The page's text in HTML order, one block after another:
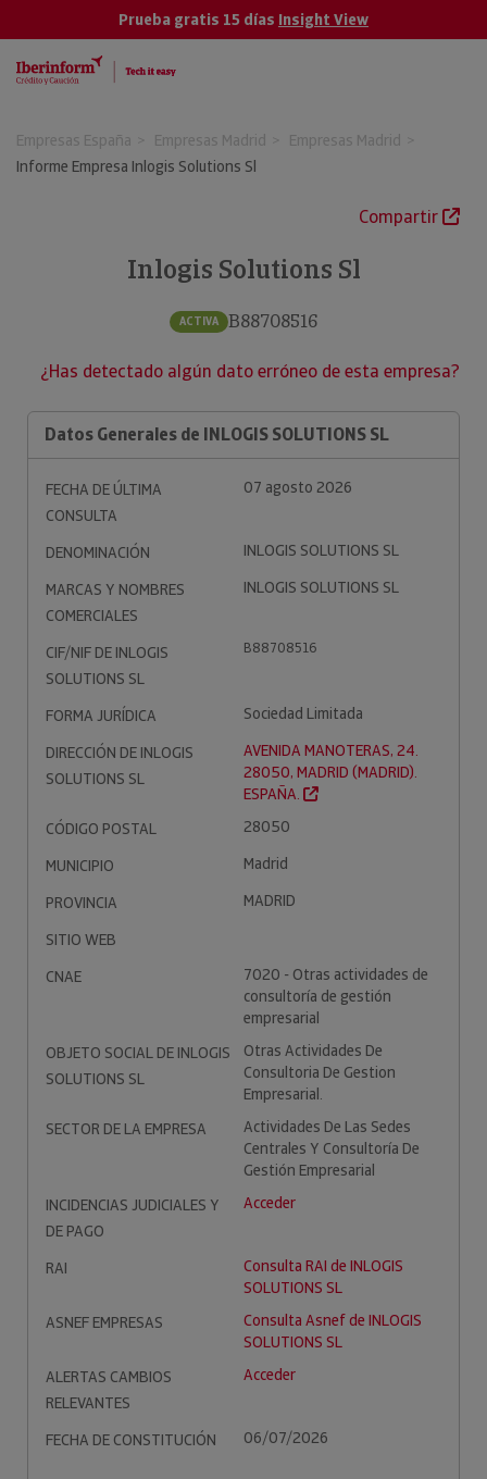
Prueba gratis 15 días Insight View
Empresas España Empresas Madrid
Empresas Madrid
Informe Empresa Inlogis Solutions Sl
Compartir
Inlogis Solutions Sl
ACTIVA B88708516
¿Has detectado algún dato erróneo de esta empresa?
Datos Generales de INLOGIS SOLUTIONS SL
FECHA DE ÚLTIMA
CONSULTA
07 agosto 2026
DENOMINACIÓN
INLOGIS SOLUTIONS SL
MARCAS Y NOMBRES
COMERCIALES
INLOGIS SOLUTIONS SL
CIF/NIF DE INLOGIS
SOLUTIONS SL
B88708516
FORMA JURÍDICA
Sociedad Limitada
DIRECCIÓN DE INLOGIS
SOLUTIONS SL
AVENIDA MANOTERAS, 24.
28050, MADRID (MADRID).
ESPAÑA.
CÓDIGO POSTAL
28050
MUNICIPIO
Madrid
PROVINCIA
MADRID
SITIO WEB
CNAE
7020 - Otras actividades de
consultoría de gestión
empresarial
OBJETO SOCIAL DE INLOGIS
SOLUTIONS SL
Otras Actividades De
Consultoria De Gestion
Empresarial.
SECTOR DE LA EMPRESA
Actividades De Las Sedes
Centrales Y Consultoría De
Gestión Empresarial
INCIDENCIAS JUDICIALES Y
DE PAGO
Acceder
RAI
Consulta RAI de INLOGIS
SOLUTIONS SL
ASNEF EMPRESAS
Consulta Asnef de INLOGIS
SOLUTIONS SL
ALERTAS CAMBIOS
RELEVANTES
Acceder
FECHA DE CONSTITUCIÓN 06/07/2026